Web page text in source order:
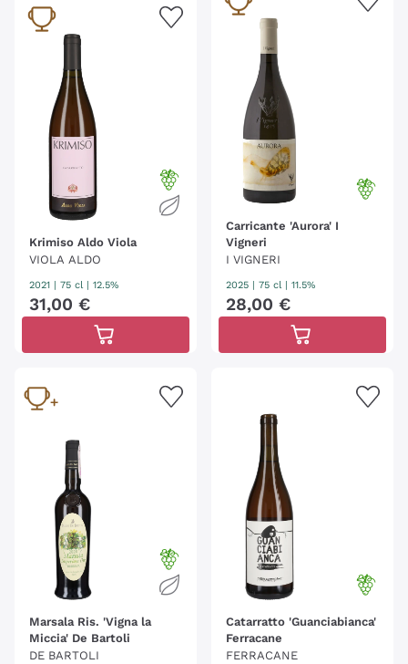
Krimiso Aldo Viola
VIOLA ALDO
2021 75 cl | 12.5%
31,00 €
Carricante 'Aurora' I
Vigneri
I VIGNERI
2025 75 cl | 11.5%
28,00 €
Marsala Ris. 'Vigna la
Miccia' De Bartoli
DE BARTOLI
Catarratto 'Guanciabianca'
Ferracane
FERRACANE